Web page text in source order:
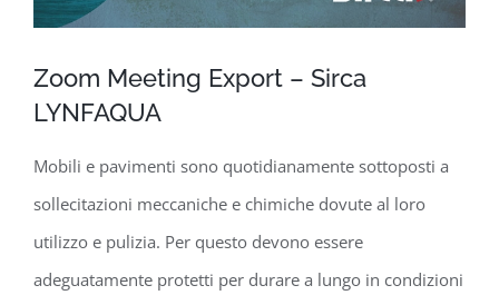
Zoom Meeting Export – Sirca
LYNFAQUA
Mobili e pavimenti sono quotidianamente sottoposti a
sollecitazioni meccaniche e chimiche dovute al loro
utilizzo e pulizia. Per questo devono essere
adeguatamente protetti per durare a lungo in condizioni